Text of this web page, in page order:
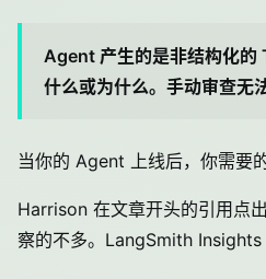
Agent 产生的是非结构化的
什么或为什么。手动审查无
当你的 Agent 上线后，你需要
Harrison 在文章开头的引用点
察的不多。LangSmith